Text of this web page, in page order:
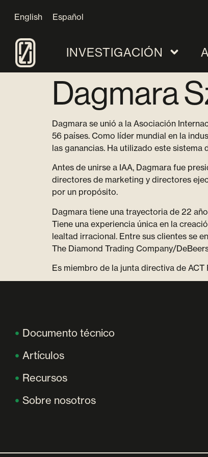
English Español
INVESTIGACIÓN
Dagmara
Dagmara se unió a la Asociación
56 países. Como líder mundial en la
las ganancias. Ha utilizado este
Antes de unirse a IAA, Dagmara fue
directores de marketing y directores
por un propósito.
Dagmara tiene una trayectoria de 22
Tiene una experiencia única en la
lealtad irracional. Entre sus clientes se
The Diamond Trading Company/
Es miembro de la junta directiva de
Documento técnico
Artículos
Recursos
Sobre nosotros